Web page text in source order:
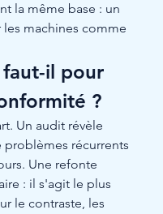
la même base : un
machines comme
il pour
?
Un audit révèle
récurrents
Une refonte
: il s'agit le plus
le contraste, les